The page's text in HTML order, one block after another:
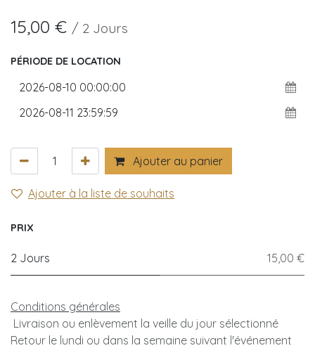
15,00 € / 2 Jours
PÉRIODE DE LOCATION
Ajouter au panier
Ajouter à la liste de souhaits
PRIX
2 Jours 15,00 €
Conditions générales
Livraison ou enlèvement la veille du jour sélectionné
Retour le lundi ou dans la semaine suivant l'événement